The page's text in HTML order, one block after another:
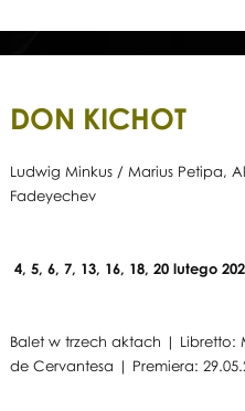
DON KICHOT
Ludwig Minkus / Marius Petipa,
Fadeyechev
4, 5, 6, 7, 13, 16, 18, 20 lutego
Balet w trzech aktach | Libretto:
de Cervantesa | Premiera: